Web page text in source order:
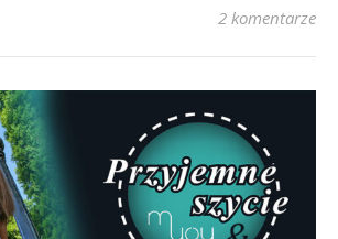
2 komentarze